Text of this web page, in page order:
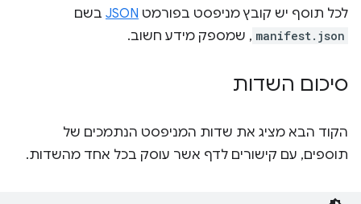
לכל תוסף יש קובץ מניפסט בפורמט JSON בשם
manifest.json , שמספק מידע חשוב.
סיכום השדות
הקוד הבא מציג את שדות המניפסט הנתמכים של
תוספים, עם קישורים לדף אשר עוסק בכל אחד מהשדות.